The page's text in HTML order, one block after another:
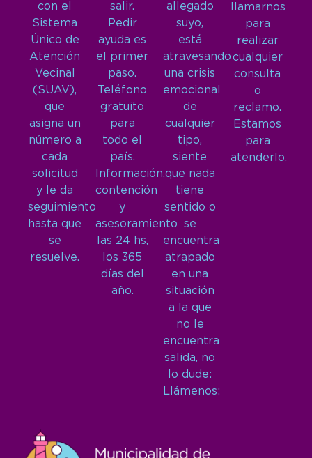
con el
Sistema
Único de
Atención
Vecinal
(SUAV),
que
asigna un
número a
cada
solicitud
y le da
seguimiento
hasta que
se
resuelve.
salir.
Pedir
ayuda es
el primer
paso.
Teléfono
gratuito
para
todo el
país.
Información,
contención
y
asesoramiento
las 24 hs,
los 365
días del
año.
allegado
suyo,
está
atravesando
una crisis
emocional
de
cualquier
tipo,
siente
que nada
tiene
sentido o
se
encuentra
atrapado
en una
situación
a la que
no le
encuentra
salida, no
lo dude:
Llámenos:
llamarnos
para
realizar
cualquier
consulta
o
reclamo.
Estamos
para
atenderlo.